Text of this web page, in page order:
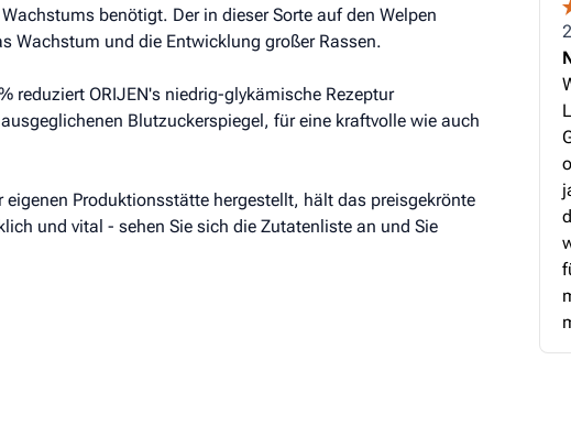
benötigt. Der in dieser Sorte auf den Welpen
Wachstum und die Entwicklung großer Rassen.
reduziert ORIJEN's niedrig-glykämische Rezeptur
Blutzuckerspiegel, für eine kraftvolle wie auch
Produktionsstätte hergestellt, hält das preisgekrönte
und vital - sehen Sie sich die Zutatenliste an und Sie